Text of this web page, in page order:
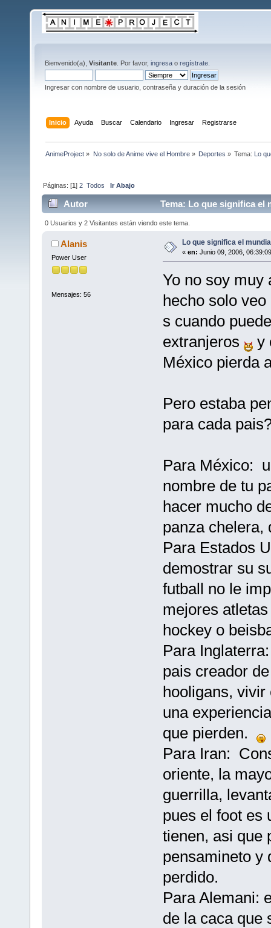
Bienvenido(a), Visitante . Por favor, ingresa o regístrate
Ingresar con nombre de usuario, contraseña y duración de la sesión
Inicio Ayuda Buscar Calendario Ingresar Registrarse
AnimeProject » No solo de Anime vive el Hombre» Deportes » Tema: Lo
Páginas: [1]2 Todos Ir Abajo
Autor Tema: Lo que significa el
0 Usuarios y 2 Visitantes están viendo este tema.
Alanis
Power User
Mensajes: 56
Lo que significa el
« en: Junio 09, 2006,
Yo no soy muy
hecho solo
s cuando
extranjeros
y
México pierda
Pero estaba
para cada
Para México:
nombre de tu
hacer mucho
panza chelera,
Para Estados
demostrar su
futball no le
mejores
hockey o
Para
pais creador
hooligans, vivir
una
que pierden.
Para Iran:
oriente, la
guerrilla,
pues el foot es
tienen, asi que
pensamineto y
perdido.
Para Alemani:
de la caca que